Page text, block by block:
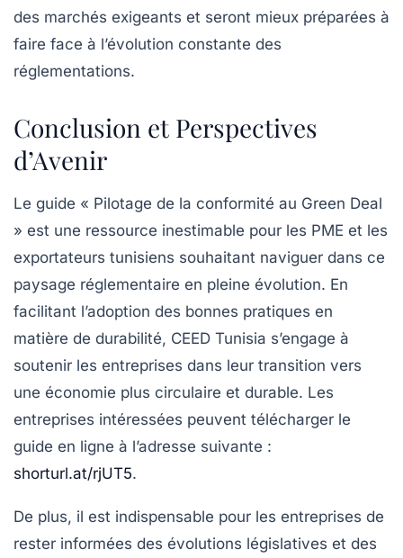
des marchés exigeants et seront mieux préparées à
faire face à l’évolution constante des
réglementations.
Conclusion et Perspectives
d’Avenir
Le guide « Pilotage de la conformité au Green Deal
» est une ressource inestimable pour les PME et les
exportateurs tunisiens souhaitant naviguer dans ce
paysage réglementaire en pleine évolution. En
facilitant l’adoption des bonnes pratiques en
matière de durabilité, CEED Tunisia s’engage à
soutenir les entreprises dans leur transition vers
une économie plus circulaire et durable. Les
entreprises intéressées peuvent télécharger le
guide en ligne à l’adresse suivante :
shorturl.at/rjUT5.
De plus, il est indispensable pour les entreprises de
rester informées des évolutions législatives et des